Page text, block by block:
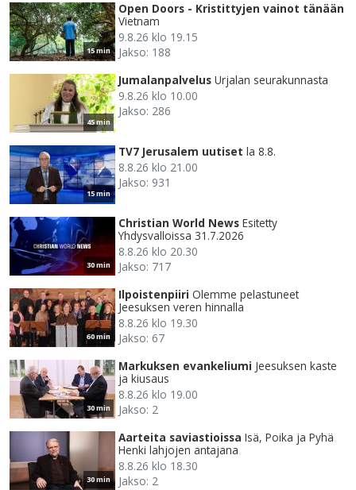
15 min
Open Doors - Kristittyjen vainot tänään
Vietnam
9.8.26 klo 19.15
Jakso: 188
45 min
Jumalanpalvelus Urjalan seurakunnasta
9.8.26 klo 10.00
Jakso: 286
15 min
TV7 Jerusalem uutiset la 8.8.
8.8.26 klo 21.00
Jakso: 931
30 min
Christian World News Esitetty
Yhdysvalloissa 31.7.2026
8.8.26 klo 20.30
Jakso: 717
60 min
Ilpoistenpiiri Olemme pelastuneet
Jeesuksen veren hinnalla
8.8.26 klo 19.30
Jakso: 67
30 min
Markuksen evankeliumi Jeesuksen kaste
ja kiusaus
8.8.26 klo 19.00
Jakso: 2
30 min
Aarteita saviastioissa Isä, Poika ja Pyhä
Henki lahjojen antajana
8.8.26 klo 18.30
Jakso: 2